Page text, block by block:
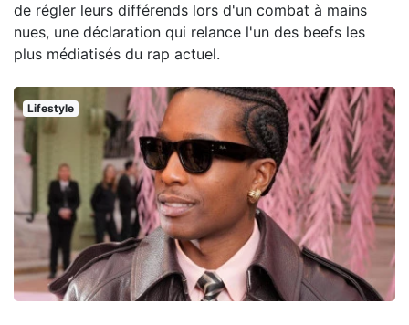
de régler leurs différends lors d'un combat à mains
nues, une déclaration qui relance l'un des beefs les
plus médiatisés du rap actuel.
Lifestyle